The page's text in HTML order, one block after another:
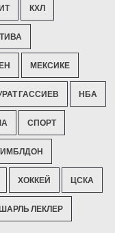
КХЛ
МЕКСИКЕ
ГАССИЕВ НБА
СПОРТ
ХОККЕЙ ЦСКА
ЛЕКЛЕР